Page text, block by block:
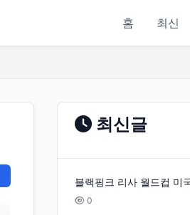
홈 최신
최신글
블랙핑크 리사 월드컵 미
0